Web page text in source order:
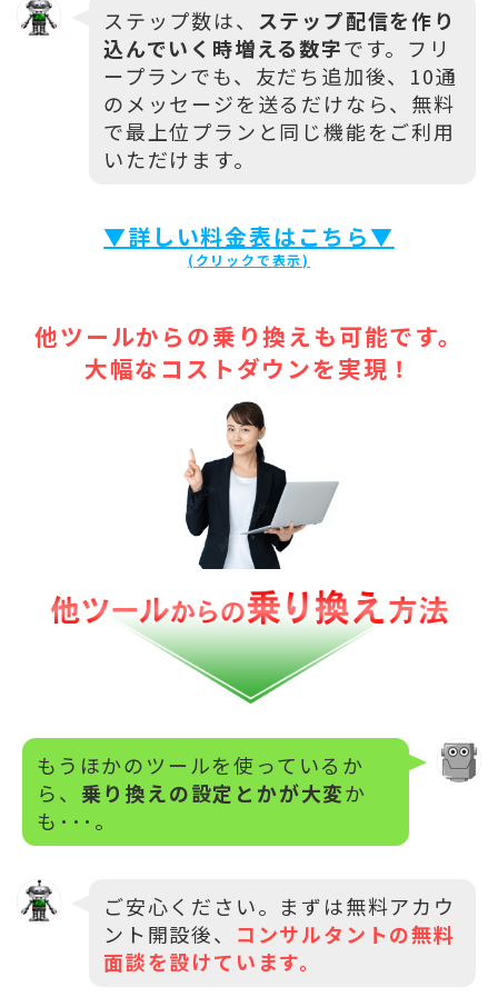
ステップ数は、 ステップ配信を作り
込んでいく時増える数字です。フリ
ープランでも、友だち追加後、10通
のメッセージを送るだけなら、無料
で最上位プランと同じ機能をご利用
いただけます。
▼詳しい料金表はこちら▼
他ツールからの乗り換えも可能です。
大幅なコストダウンを実現！
もうほかのツールを使っているか
ら、 乗り換えの設定とかが大変か
も･･･。
ご安心ください。まずは無料アカウ
ント開設後、 コンサルタントの無料
面談を設けています。